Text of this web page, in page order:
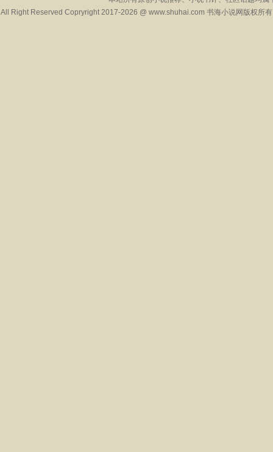
All Right Reserved Copryright 2017-2026 @ www.shuhai.com 书海小说网版权所